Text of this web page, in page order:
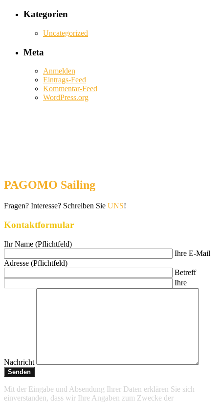
Kategorien
Uncategorized
Meta
Anmelden
Eintrags-Feed
Kommentar-Feed
WordPress.org
PAGOMO Sailing
Fragen? Interesse? Schreiben Sie UNS!
Kontaktformular
Ihr Name (Pflichtfeld)
Ihre E-Mail
Adresse (Pflichtfeld)
Betreff
Ihre
Nachricht
Mit der Eingabe und Absendung Ihrer Daten erklären Sie sich
einverstanden, dass wir Ihre Angaben zum Zwecke der